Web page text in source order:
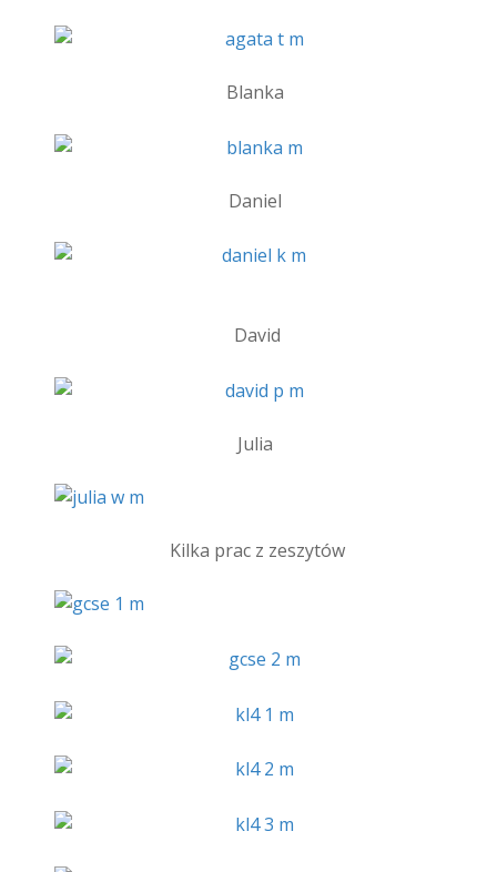
Blanka
Daniel
David
Julia
Kilka prac z zeszytów